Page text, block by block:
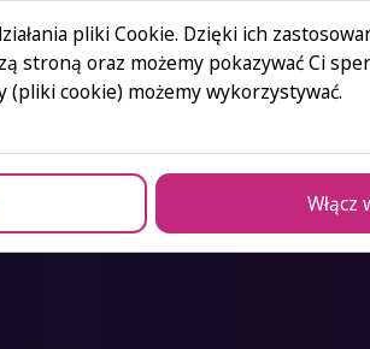
praktyce kadr i płac
pliki Cookie. Dzięki ich
stroną oraz możemy pokazywać Ci
cookie) możemy wykorzystywać.
Włącz